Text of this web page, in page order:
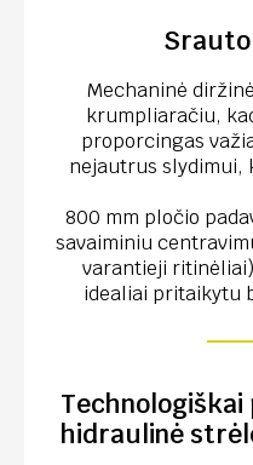
Mechaninė
krumpliaračiu,
proporcingas
nejautrus slydimui,
800 mm pločio
savaiminiu
varantieji
idealiai pritaikytu
Technologiškai
hidraulinė